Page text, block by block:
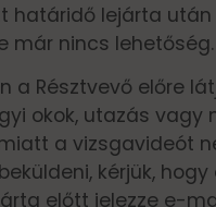
határidő lejárta
már nincs lehetőség.
a Résztvevő előre
okok, utazás vagy
a vizsgavideót
kérjük,
előtt jelezze e-